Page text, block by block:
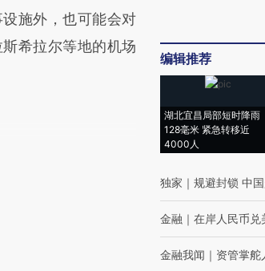
施外，也可能会对
希拉尔等地的机场
编辑推荐
湖北宜昌局部短时降雨
128毫米 紧急转移近
4000人
独家 ｜ 规避封锁 中
金融 ｜ 在岸人民币
金融我闻 ｜ 资管掌舵